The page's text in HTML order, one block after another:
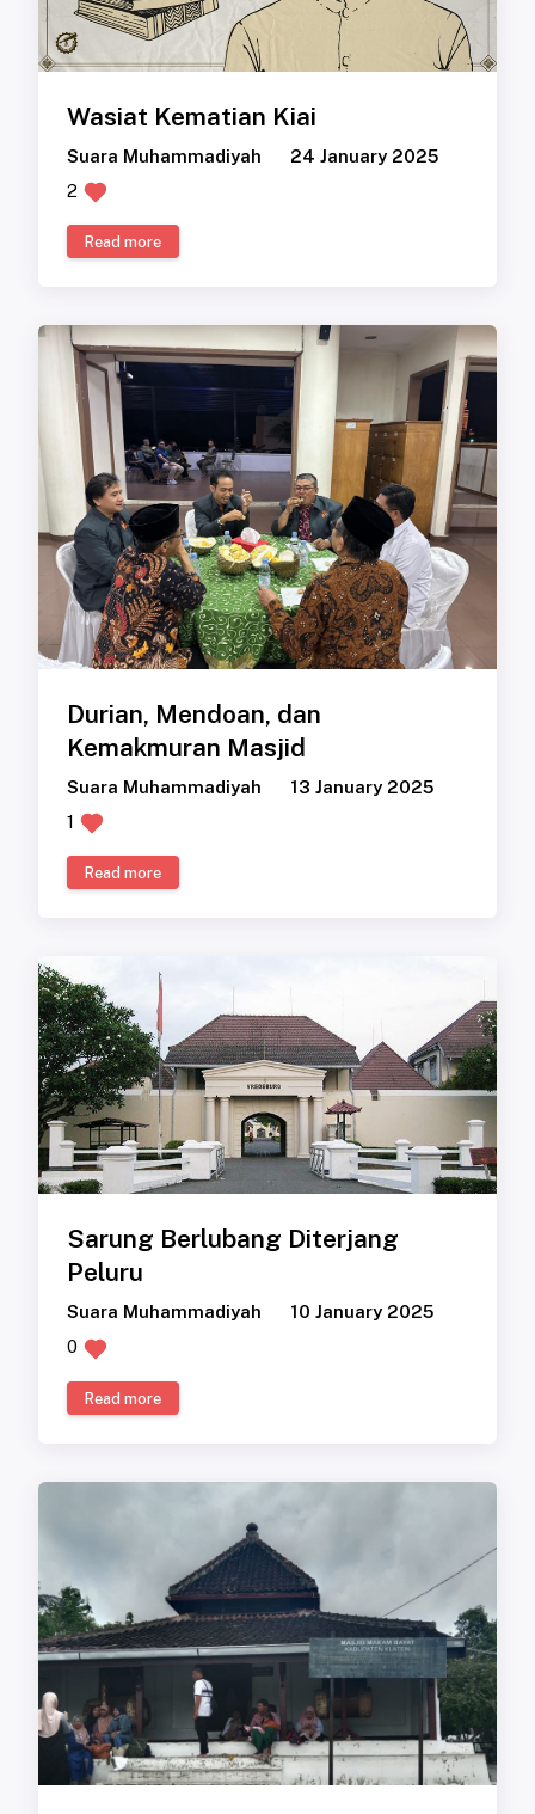
Wasiat Kematian Kiai
Suara Muhammadiyah
24 January 2025
2
Read more
Durian, Mendoan, dan
Kemakmuran Masjid
Suara Muhammadiyah
13 January 2025
1
Read more
Sarung Berlubang Diterjang
Peluru
Suara Muhammadiyah
10 January 2025
0
Read more